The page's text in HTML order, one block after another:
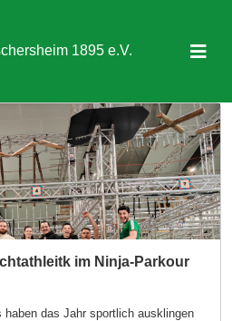
1895 e.V.
im Ninja-Parkour
das Jahr sportlich ausklingen